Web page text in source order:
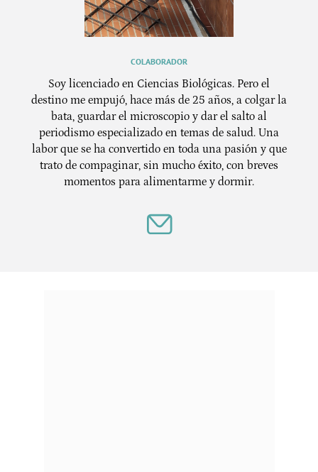
COLABORADOR
Soy licenciado en Ciencias Biológicas. Pero el
destino me empujó, hace más de 25 años, a colgar la
bata, guardar el microscopio y dar el salto al
periodismo especializado en temas de salud. Una
labor que se ha convertido en toda una pasión y que
trato de compaginar, sin mucho éxito, con breves
momentos para alimentarme y dormir.